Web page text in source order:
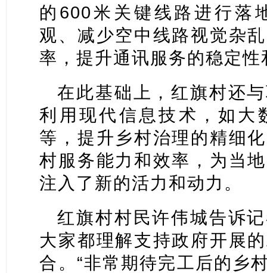
的600米关键线路进行落
观、减少空中线路视觉杂
率，提升通讯服务的稳定性
在此基础上，红旗村还
利用现代信息技术，如大
等，提升乡村治理的精细
村服务能力和效率，为当
注入了新的活力和动力。
红旗村村民许伟城告诉
大家都理解支持政府开展
合。“非常期待完工后的乡